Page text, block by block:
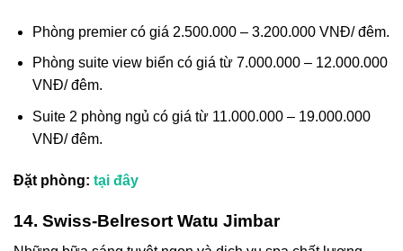
Phòng premier có giá 2.500.000 – 3.200.000 VNĐ/ đêm.
Phòng suite view biển có giá từ 7.000.000 – 12.000.000
VNĐ/ đêm.
Suite 2 phòng ngủ có giá từ 11.000.000 – 19.000.000
VNĐ/ đêm.
Đặt phòng: tại đây
14. Swiss-Belresort Watu Jimbar